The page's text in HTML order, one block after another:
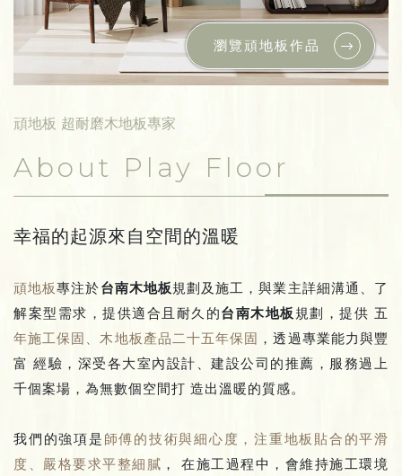
瀏覽頑地板作品
頑地板 超耐磨木地板專家
About Play Floor
幸福的起源來自空間的溫暖
頑地板專注於台南木地板規劃及施工，與業主詳細溝通、了
解案型需求，提供適合且耐久的台南木地板規劃，提供 五
年施工保固、木地板產品二十五年保固 ，透過專業能力與豐
富 經驗，深受各大室內設計、建設公司的推薦，服務過上
千個案場，為無數個空間打 造出溫暖的質感。
我們的強項是 師傅的技術與細心度，注重地板貼合的平滑
度、嚴格要求平整細膩 ， 在施工過程中，會維持施工環境